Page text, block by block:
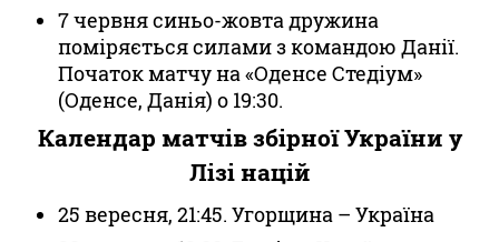
7 червня синьо-жовта дружина
поміряється силами з командою Данії.
Початок матчу на «Оденсе Стедіум»
(Оденсе, Данія) о 19:30.
Календар матчів збірної України у
Лізі націй
25 вересня, 21:45. Угорщина – Україна